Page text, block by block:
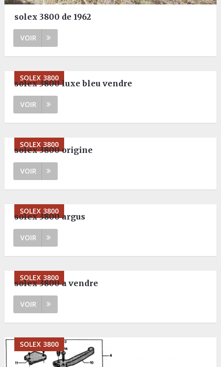
solex 3800 de 1962
VOIR
SOLEX 3800
solex 3800 luxe bleu vendre
VOIR
SOLEX 3800
solex 3800 origine
VOIR
SOLEX 3800
solex 3800 argus
VOIR
SOLEX 3800
solex 3800 a vendre
VOIR
SOLEX 3800